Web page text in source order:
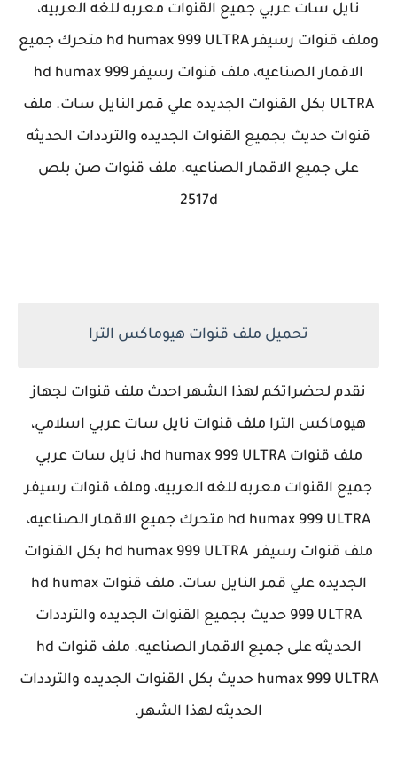
نايل سات عربي جميع القنوات معربه للغه العربيه،
وملف قنوات رسيفر hd humax 999 ULTRA متحرك جميع
الاقمار الصناعيه، ملف قنوات رسيفر hd humax 999
ULTRA بكل القنوات الجديده علي قمر النايل سات. ملف
قنوات حديث بجميع القنوات الجديده والترددات الحديثه
على جميع الاقمار الصناعيه. ملف قنوات صن بلص
2517d
تحميل ملف قنوات هيوماكس الترا
نقدم لحضراتكم لهذا الشهر احدث ملف قنوات لجهاز
هيوماكس الترا ملف قنوات نايل سات عربي اسلامي،
ملف قنوات hd humax 999 ULTRA، نايل سات عربي
جميع القنوات معربه للغه العربيه، وملف قنوات رسيفر
hd humax 999 ULTRA متحرك جميع الاقمار الصناعيه،
ملف قنوات رسيفر hd humax 999 ULTRA بكل القنوات
الجديده علي قمر النايل سات. ملف قنوات hd humax
999 ULTRA حديث بجميع القنوات الجديده والترددات
الحديثه على جميع الاقمار الصناعيه. ملف قنوات hd
humax 999 ULTRA حديث بكل القنوات الجديده والترددات
الحديثه لهذا الشهر.